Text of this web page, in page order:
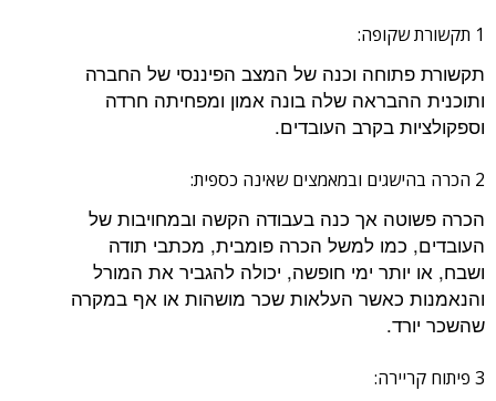
1 תקשורת שקופה:
תקשורת פתוחה וכנה של המצב הפיננסי של החברה
ותוכנית ההבראה שלה בונה אמון ומפחיתה חרדה
וספקולציות בקרב העובדים.
2 הכרה בהישגים ובמאמצים שאינה כספית:
הכרה פשוטה אך כנה בעבודה הקשה ובמחויבות של
העובדים, כמו למשל הכרה פומבית, מכתבי תודה
ושבח, או יותר ימי חופשה, יכולה להגביר את המורל
והנאמנות כאשר העלאות שכר מושהות או אף במקרה
שהשכר יורד.
3 פיתוח קריירה: